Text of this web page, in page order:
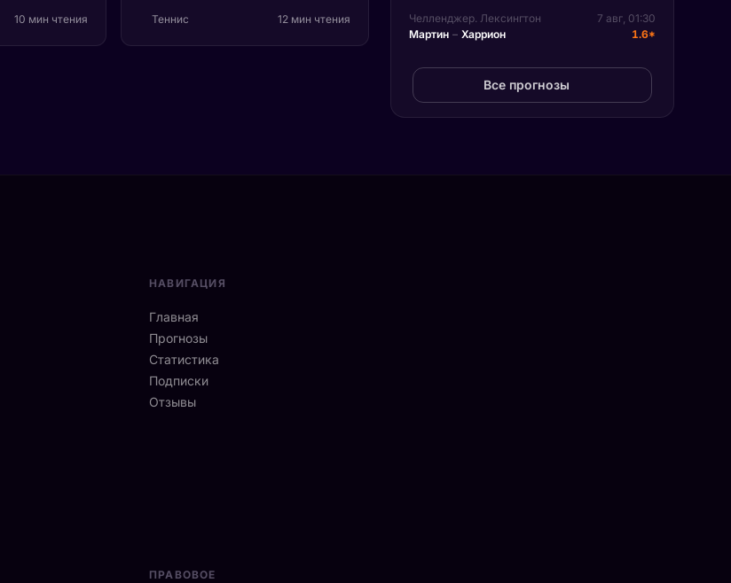
10 мин чтения
выходит на американский хард
Теннис 12 мин чтения Челленджер. Лексингтон
7 авг, 01:30
Мартин – Харрион 1.6*
Все прогнозы
НАВИГАЦИЯ
Главная
Прогнозы
Статистика
Подписки
Отзывы
ПРАВОВОЕ